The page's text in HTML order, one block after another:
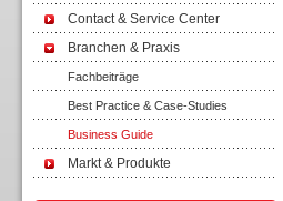
Contact & Service Center
Branchen & Praxis
Fachbeiträge
Best Practice & Case-Studies
Business Guide
Markt & Produkte